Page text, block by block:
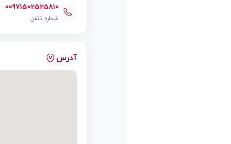
00971502525810
شماره تلفن
آدرس